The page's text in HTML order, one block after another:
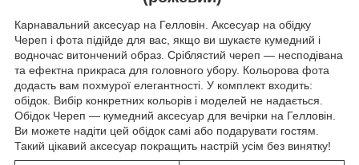
Карнавальний аксесуар на Гелловін. Аксесуар на обідку
Череп і фота підійде для вас, якщо ви шукаєте кумедний і
водночас витончений образ. Сріблястий череп — несподівана
та ефектна прикраса для головного убору. Кольорова фота
додасть вам похмурої елегантності. У комплект входить:
обідок. Вибір конкретних кольорів і моделей не надається.
Обідок Череп — кумедний аксесуар для вечірки на Гелловін.
Ви можете надіти цей обідок самі або подарувати гостям.
Такий цікавий аксесуар покращить настрій усім без винятку!